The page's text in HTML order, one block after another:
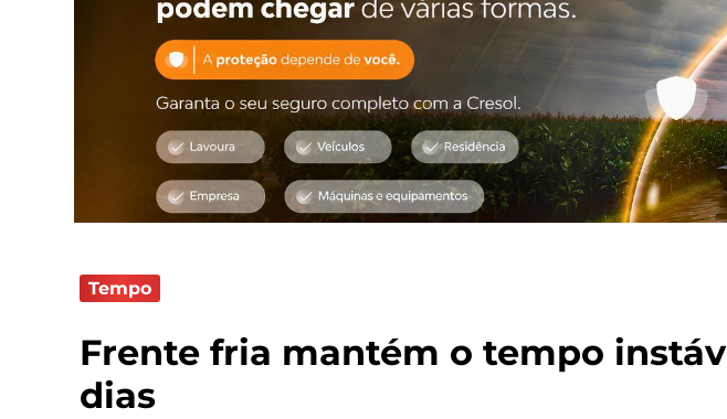
Tempo
Frente fria mantém o tempo
dias